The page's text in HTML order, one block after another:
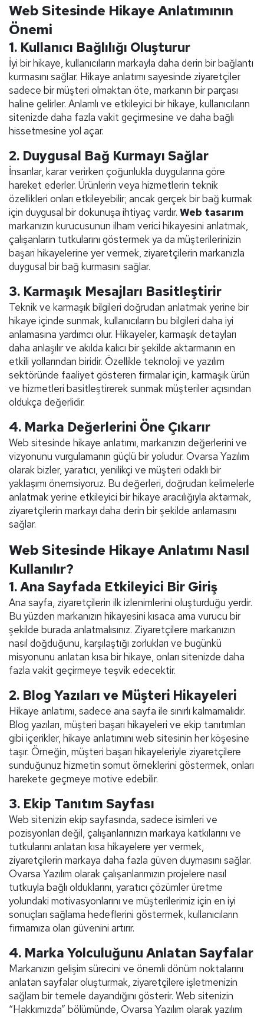
Web Sitesinde Hikaye Anlatımının
Önemi
1. Kullanıcı Bağlılığı Oluşturur
İyi bir hikaye, kullanıcıların markayla daha derin bir bağlantı
kurmasını sağlar. Hikaye anlatımı sayesinde ziyaretçiler
sadece bir müşteri olmaktan öte, markanın bir parçası
haline gelirler. Anlamlı ve etkileyici bir hikaye, kullanıcıların
sitenizde daha fazla vakit geçirmesine ve daha bağlı
hissetmesine yol açar.
2. Duygusal Bağ Kurmayı Sağlar
İnsanlar, karar verirken çoğunlukla duygularına göre
hareket ederler. Ürünlerin veya hizmetlerin teknik
özellikleri onları etkileyebilir; ancak gerçek bir bağ kurmak
için duygusal bir dokunuşa ihtiyaç vardır. Web tasarım
markanızın kurucusunun ilham verici hikayesini anlatmak,
çalışanların tutkularını göstermek ya da müşterilerinizin
başarı hikayelerine yer vermek, ziyaretçilerin markanızla
duygusal bir bağ kurmasını sağlar.
3. Karmaşık Mesajları Basitleştirir
Teknik ve karmaşık bilgileri doğrudan anlatmak yerine bir
hikaye içinde sunmak, kullanıcıların bu bilgileri daha iyi
anlamasına yardımcı olur. Hikayeler, karmaşık detayları
daha anlaşılır ve akılda kalıcı bir şekilde aktarmanın en
etkili yollarından biridir. Özellikle teknoloji ve yazılım
sektöründe faaliyet gösteren firmalar için, karmaşık ürün
ve hizmetleri basitleştirerek sunmak müşteriler açısından
oldukça değerlidir.
4. Marka Değerlerini Öne Çıkarır
Web sitesinde hikaye anlatımı, markanızın değerlerini ve
vizyonunu vurgulamanın güçlü bir yoludur. Ovarsa Yazılım
olarak bizler, yaratıcı, yenilikçi ve müşteri odaklı bir
yaklaşımı önemsiyoruz. Bu değerleri, doğrudan kelimelerle
anlatmak yerine etkileyici bir hikaye aracılığıyla aktarmak,
ziyaretçilerin markayı daha derin bir şekilde anlamasını
sağlar.
Web Sitesinde Hikaye Anlatımı Nasıl
Kullanılır?
1.Ana Sayfada Etkileyici Bir Giriş
Ana sayfa, ziyaretçilerin ilk izlenimlerini oluşturduğu yerdir.
Bu yüzden markanızın hikayesini kısaca ama vurucu bir
şekilde burada anlatmalısınız. Ziyaretçilere markanızın
nasıl doğduğunu, karşılaştığı zorlukları ve bugünkü
misyonunu anlatan kısa bir hikaye, onları sitenizde daha
fazla vakit geçirmeye teşvik edecektir.
2. Blog Yazıları ve Müşteri Hikayeleri
Hikaye anlatımı, sadece ana sayfa ile sınırlı kalmamalıdır.
Blog yazıları, müşteri başarı hikayeleri ve ekip tanıtımları
gibi içerikler, hikaye anlatımını web sitesinin her köşesine
taşır. Örneğin, müşteri başarı hikayeleriyle ziyaretçilere
sunduğunuz hizmetin somut örneklerini göstermek, onları
harekete geçmeye motive edebilir.
3. Ekip Tanıtım Sayfası
Web sitenizin ekip sayfasında, sadece isimleri ve
pozisyonları değil, çalışanlarınızın markaya katkılarını ve
tutkularını anlatan kısa hikayelere yer vermek,
ziyaretçilerin markaya daha fazla güven duymasını sağlar.
Ovarsa Yazılım olarak çalışanlarımızın projelere nasıl
tutkuyla bağlı olduklarını, yaratıcı çözümler üretme
yolundaki motivasyonlarını ve müşterilerimiz için en iyi
sonuçları sağlama hedeflerini göstermek, kullanıcıların
firmamıza olan güvenini artırır.
4. Marka Yolculuğunu Anlatan Sayfalar
Markanızın gelişim sürecini ve önemli dönüm noktalarını
anlatan sayfalar oluşturmak, ziyaretçilere işletmenizin
sağlam bir temele dayandığını gösterir. Web sitenizin
“Hakkımızda” bölümünde, Ovarsa Yazılım olarak yazılım